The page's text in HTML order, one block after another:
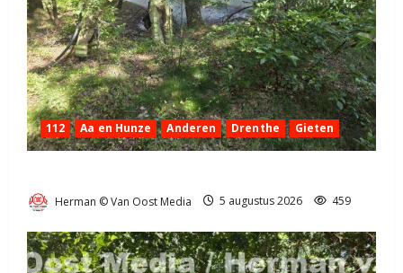
112 Aa en Hunze Anderen Drenthe Gieten
Herman © Van Oost Media 5 augustus 2026 459